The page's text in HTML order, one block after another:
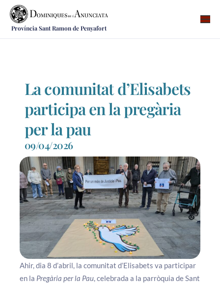
Província Sant Ramon de Penyafort
Qui som
Vocacions
Notícies
Recursos
Contacte
La comunitat d’Elisabets
participa en la pregària
per la pau
09/04/2026
Ahir, dia 8 d’abril, la comunitat d’Elisabets va participar
en la Pregària per la Pau, celebrada a la parròquia de Sant